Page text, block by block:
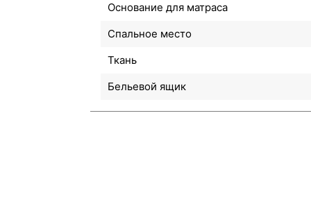
Основание для матраса
Спальное место
Ткань
Бельевой ящик